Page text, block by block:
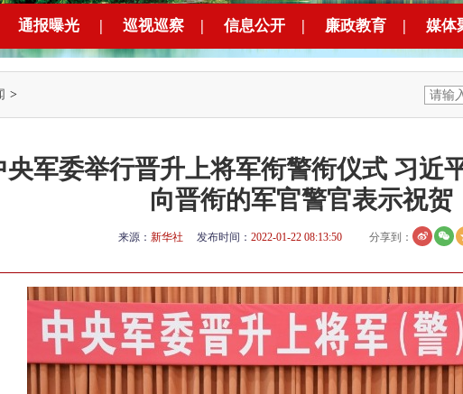
通报曝光 | 巡视巡察 | 信息公开 | 廉政教育 | 媒体
>
央军委举行晋升上将军衔警衔仪式 习近
向晋衔的军官警官表示祝贺
来源： 新华社 发布时间： 2022-01-22 08:13:50 分享到：